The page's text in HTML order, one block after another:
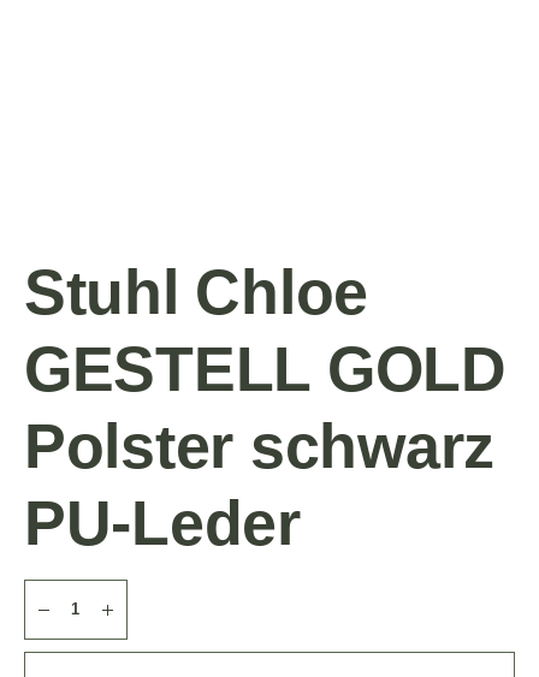
Stuhl Chloe
GESTELL GOLD
Polster schwarz
PU-Leder